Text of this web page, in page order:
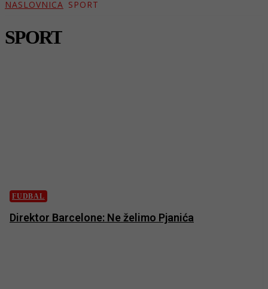
NASLOVNICA SPORT
SPORT
FUDBAL
Direktor Barcelone: Ne želimo Pjanića